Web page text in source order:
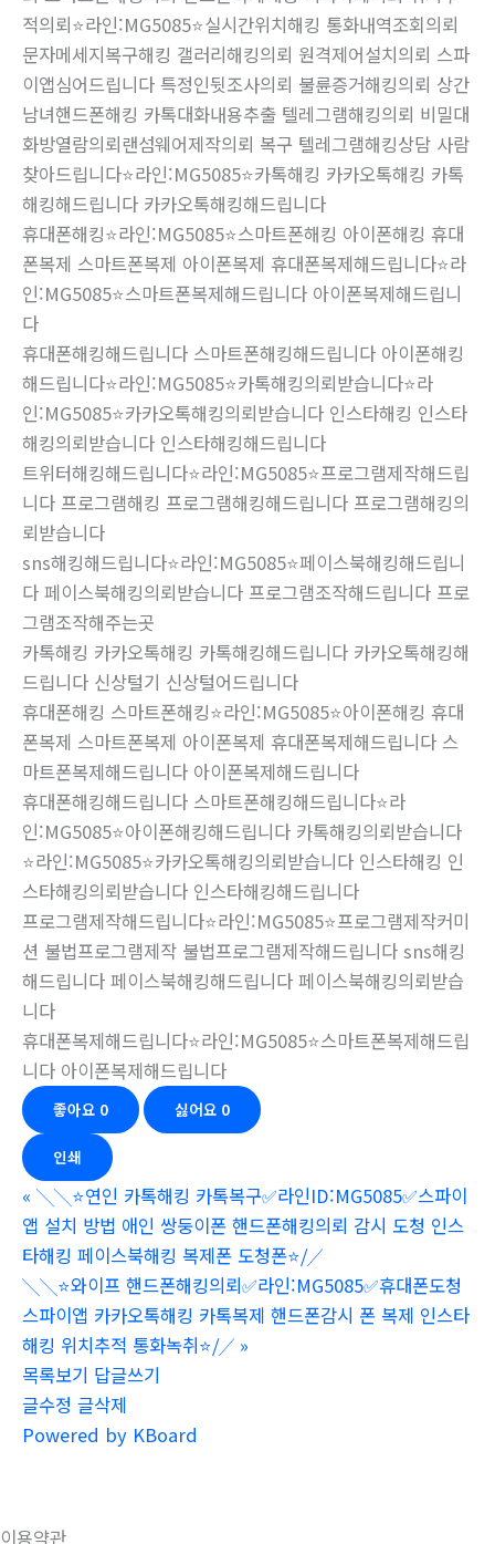
적의뢰⭐라인:MG5085⭐실시간위치해킹 통화내역조회의뢰
문자메세지복구해킹 갤러리해킹의뢰 원격제어설치의뢰 스파
이앱심어드립니다 특정인뒷조사의뢰 불륜증거해킹의뢰 상간
남녀핸드폰해킹 카톡대화내용추출 텔레그램해킹의뢰 비밀대
화방열람의뢰랜섬웨어제작의뢰 복구 텔레그램해킹상담 사람
찾아드립니다⭐라인:MG5085⭐카톡해킹 카카오톡해킹 카톡
해킹해드립니다 카카오톡해킹해드립니다
휴대폰해킹⭐라인:MG5085⭐스마트폰해킹 아이폰해킹 휴대
폰복제 스마트폰복제 아이폰복제 휴대폰복제해드립니다⭐라
인:MG5085⭐스마트폰복제해드립니다 아이폰복제해드립니
다
휴대폰해킹해드립니다 스마트폰해킹해드립니다 아이폰해킹
해드립니다⭐라인:MG5085⭐카톡해킹의뢰받습니다⭐라
인:MG5085⭐카카오톡해킹의뢰받습니다 인스타해킹 인스타
해킹의뢰받습니다 인스타해킹해드립니다
트위터해킹해드립니다⭐라인:MG5085⭐프로그램제작해드립
니다 프로그램해킹 프로그램해킹해드립니다 프로그램해킹의
뢰받습니다
sns해킹해드립니다⭐라인:MG5085⭐페이스북해킹해드립니
다 페이스북해킹의뢰받습니다 프로그램조작해드립니다 프로
그램조작해주는곳
카톡해킹 카카오톡해킹 카톡해킹해드립니다 카카오톡해킹해
드립니다 신상털기 신상털어드립니다
휴대폰해킹 스마트폰해킹⭐라인:MG5085⭐아이폰해킹 휴대
폰복제 스마트폰복제 아이폰복제 휴대폰복제해드립니다 스
마트폰복제해드립니다 아이폰복제해드립니다
휴대폰해킹해드립니다 스마트폰해킹해드립니다⭐라
인:MG5085⭐아이폰해킹해드립니다 카톡해킹의뢰받습니다
⭐라인:MG5085⭐카카오톡해킹의뢰받습니다 인스타해킹 인
스타해킹의뢰받습니다 인스타해킹해드립니다
프로그램제작해드립니다⭐라인:MG5085⭐프로그램제작커미
션 불법프로그램제작 불법프로그램제작해드립니다 sns해킹
해드립니다 페이스북해킹해드립니다 페이스북해킹의뢰받습
니다
휴대폰복제해드립니다⭐라인:MG5085⭐스마트폰복제해드립
니다 아이폰복제해드립니다
좋아요 0 싫어요 0
인쇄
« ╲╲⭐️연인 카톡해킹 카톡복구✅라인ID:MG5085✅스파이
앱 설치 방법 애인 쌍둥이폰 핸드폰해킹의뢰 감시 도청 인스
타해킹 페이스북해킹 복제폰 도청폰⭐️⧸╱
╲╲⭐️와이프 핸드폰해킹의뢰✅라인:MG5085✅휴대폰도청
스파이앱 카카오톡해킹 카톡복제 핸드폰감시 폰 복제 인스타
해킹 위치추적 통화녹취⭐️⧸╱ »
목록보기 답글쓰기
글수정 글삭제
Powered by KBoard
이용약관